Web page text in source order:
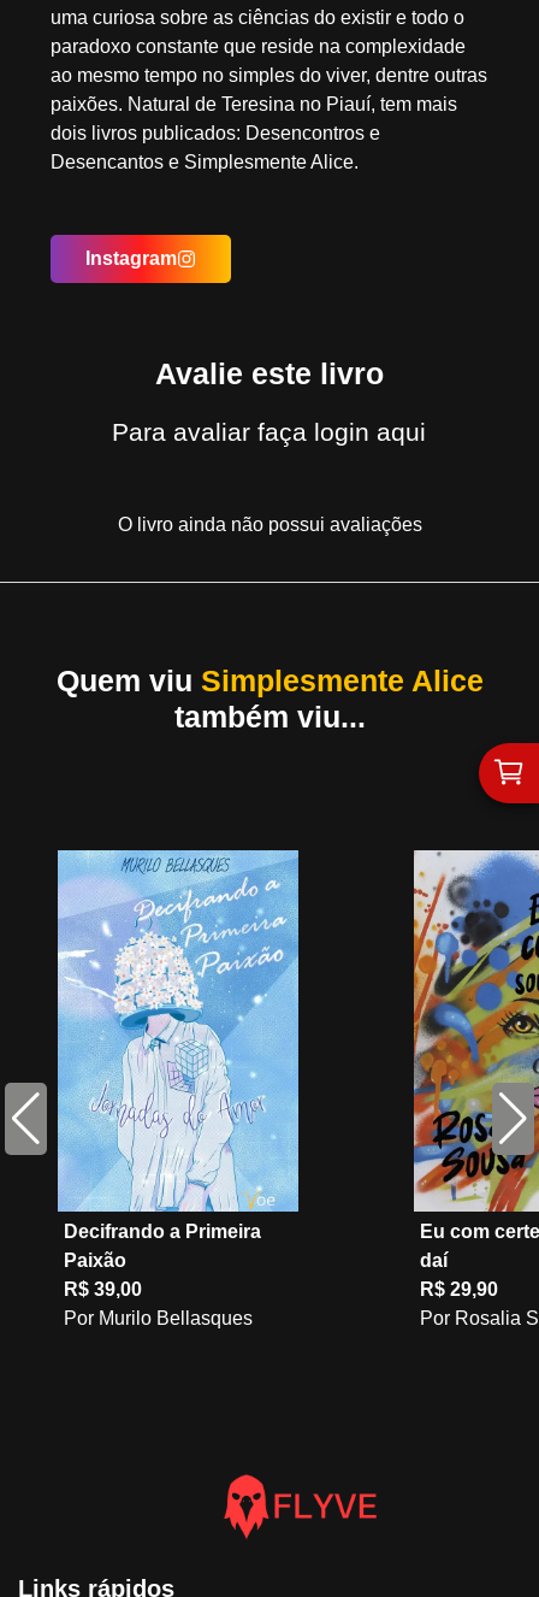
uma curiosa sobre as ciências do existir e todo o
paradoxo constante que reside na complexidade
ao mesmo tempo no simples do viver, dentre outras
paixões. Natural de Teresina no Piauí, tem mais
dois livros publicados: Desencontros e
Desencantos e Simplesmente Alice.
Instagram
Avalie este livro
Para avaliarfaça login aqui
O livro ainda não possui avaliações
Quem viu Simplesmente Alice
também viu...
Decifrando a Primeira
Paixão
R$ 39,00
Por Murilo Bellasques
Eu com
daí
R$ 29,90
Por Rosalia
Links rápidos